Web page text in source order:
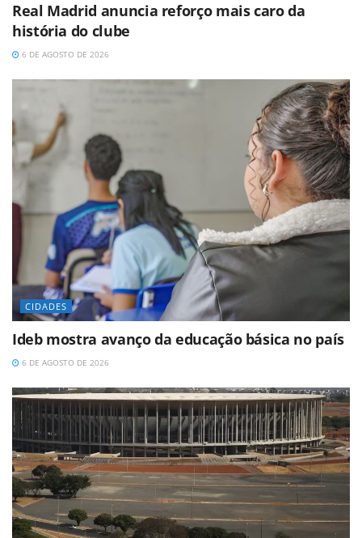
Real Madrid anuncia reforço mais caro da
história do clube
6 DE AGOSTO DE 2026
CIDADES
Ideb mostra avanço da educação básica no país
6 DE AGOSTO DE 2026